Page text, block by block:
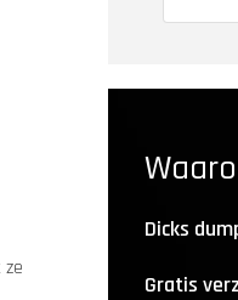
Dicks
Gratis